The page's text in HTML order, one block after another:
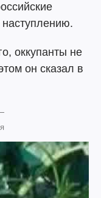
наступлению.
оккупанты не
он сказал в